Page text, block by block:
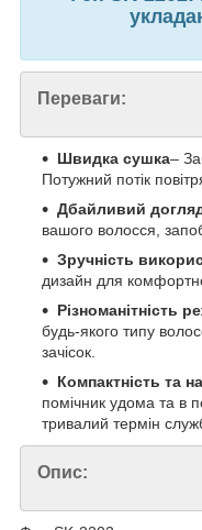
Переваги:
Швидка сушка–
Потужний потік
Дбайливий
вашого волосся,
Зручність
дизайн для
Різноманітність
будь-якого типу
зачісок.
Компактність та
помічник удома та в
тривалий термін
Опис: